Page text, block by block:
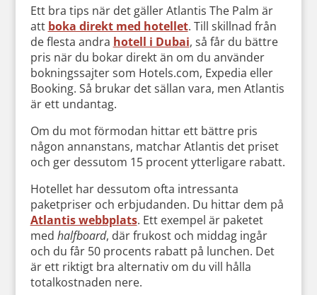
Ett bra tips när det gäller Atlantis The Palm är
att boka direkt med hotellet. Till skillnad från
de flesta andra hotell i Dubai, så får du bättre
pris när du bokar direkt än om du använder
bokningssajter som Hotels.com, Expedia eller
Booking. Så brukar det sällan vara, men Atlantis
är ett undantag.
Om du mot förmodan hittar ett bättre pris
någon annanstans, matchar Atlantis det priset
och ger dessutom 15 procent ytterligare rabatt.
Hotellet har dessutom ofta intressanta
paketpriser och erbjudanden. Du hittar dem på
Atlantis webbplats. Ett exempel är paketet
med halfboard, där frukost och middag ingår
och du får 50 procents rabatt på lunchen. Det
är ett riktigt bra alternativ om du vill hålla
totalkostnaden nere.